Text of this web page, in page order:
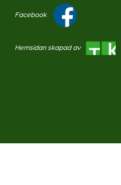
Facebook
Hemsidan skapad av